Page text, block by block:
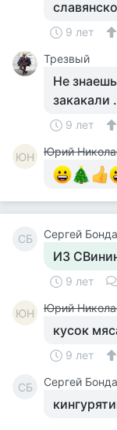
9 лет
Трезвый
Не
закакали
9 лет
ЮН
Юрий
СБ Сергей
ИЗ
9 лет
ЮН Юрий
кусок
9 лет
СБ Сергей